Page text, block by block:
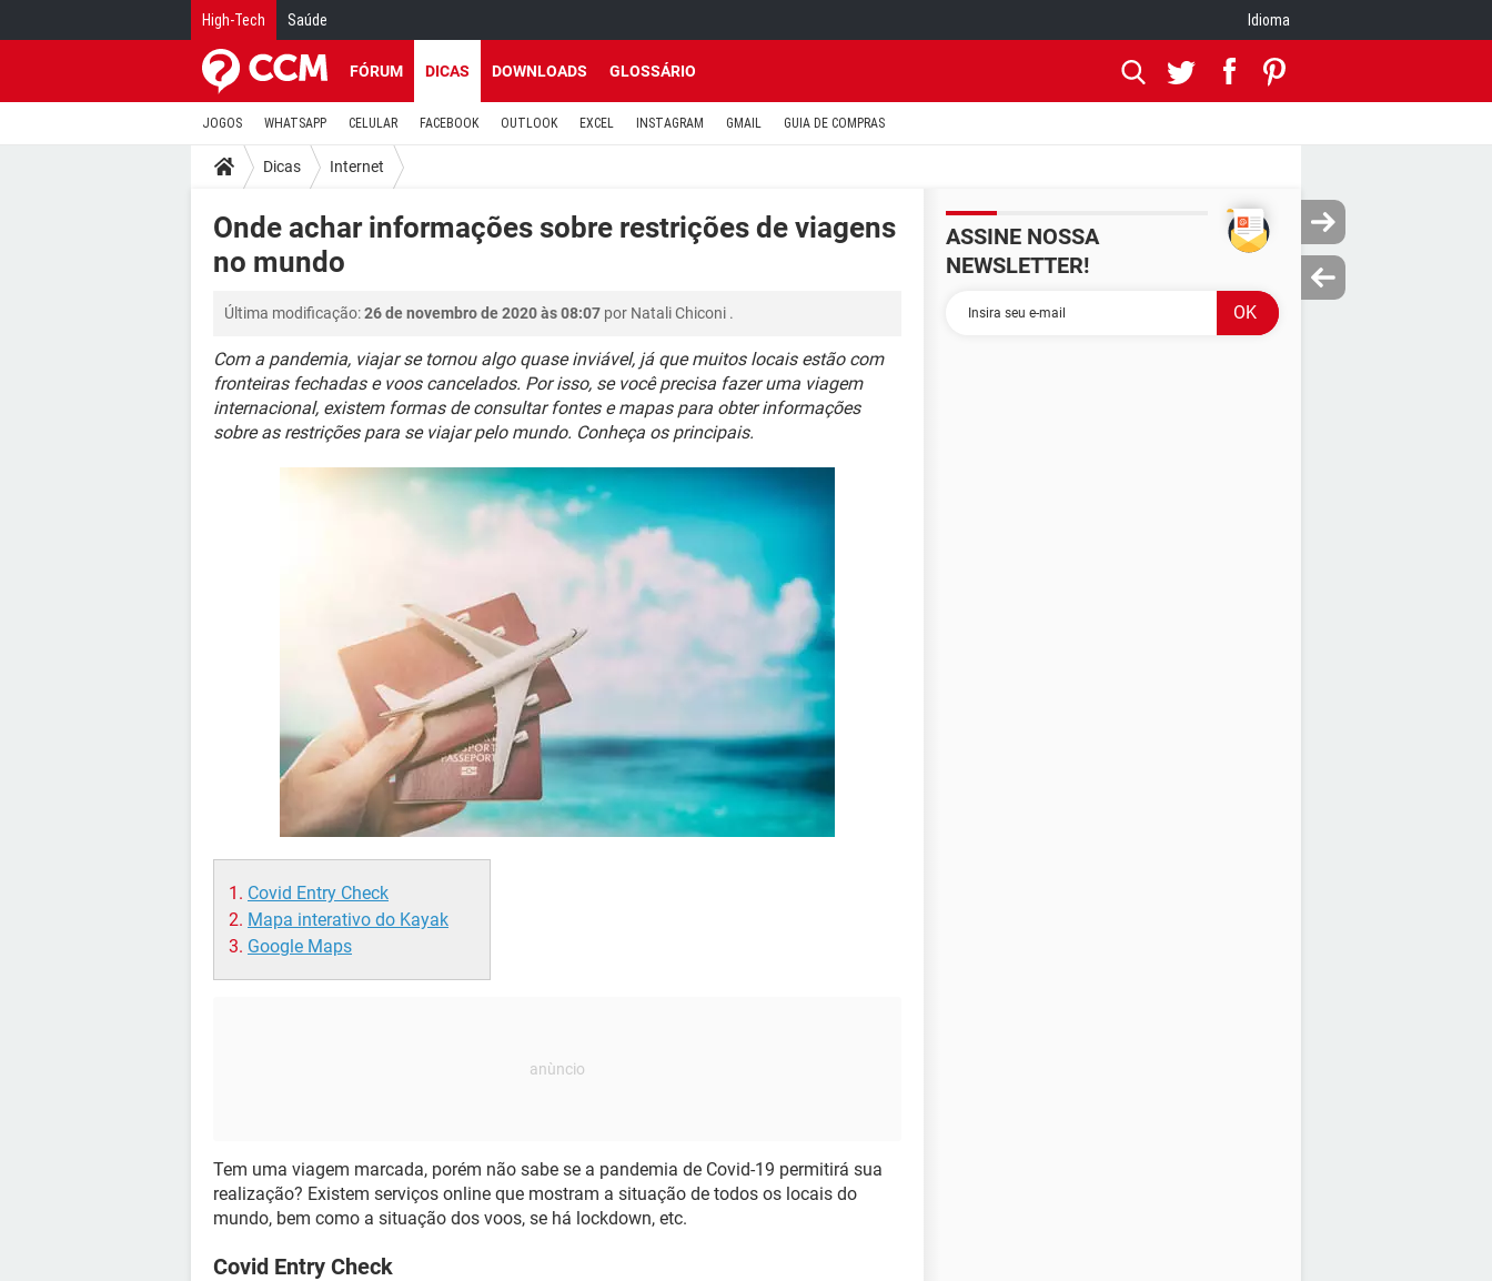
High-Tech Saúde Idioma
FÓRUM DICAS DOWNLOADS GLOSSÁRIO
JOGOS WHATSAPP CELULAR FACEBOOK OUTLOOK EXCEL INSTAGRAM GMAIL GUIA DE COMPRAS
Dicas Internet
Onde achar informações sobre restrições de viagens
no mundo
Última modificação:26 de novembro de 2020 às 08:07 por Natali Chiconi .
Com a pandemia, viajar se tornou algo quase inviável, já que muitos locais estão com
fronteiras fechadas e voos cancelados. Por isso, se você precisa fazer uma viagem
internacional, existem formas de consultar fontes e mapas para obter informações
sobre as restrições para se viajar pelo mundo. Conheça os principais.
Covid Entry Check
Mapa interativo do Kayak
Google Maps
Tem uma viagem marcada, porém não sabe se a pandemia de Covid-19 permitirá sua
realização? Existem serviços online que mostram a situação de todos os locais do
mundo, bem como a situação dos voos, se há lockdown, etc.
Covid Entry Check
ASSINE NOSSA
NEWSLETTER!